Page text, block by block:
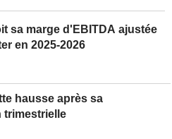
sa marge d'EBITDA ajustée
en 2025-2026
hausse après sa
trimestrielle